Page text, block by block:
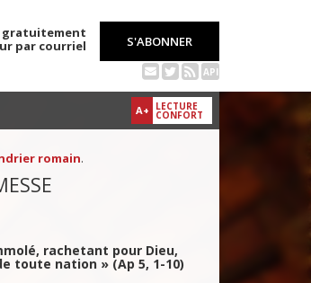
gratuitement
par courriel
S'ABONNER
API
A+ LECTURE
CONFORT
romain.
rachetant pour Dieu,
toute nation » (Ap 5, 1-10)